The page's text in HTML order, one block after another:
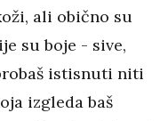
ali obično su
su boje - sive,
istisnuti niti
izgleda baš